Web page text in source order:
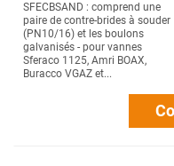
SFECBSAND : comprend une
paire de contre-brides à souder
(PN10/16) et les boulons
galvanisés - pour vannes
Sferaco 1125, Amri BOAX,
Buracco VGAZ et...